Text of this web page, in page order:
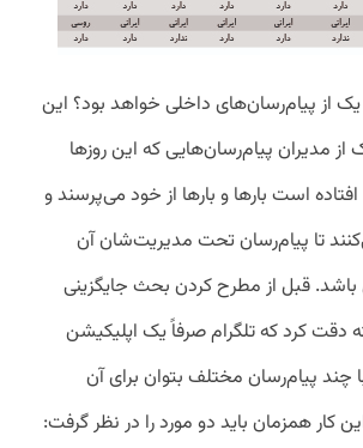
یک از پیام‌رسان‌‌های داخلی خواهد بود؟ این
مدیران پیام‌رسان‌هایی که این روزها
است بارها و بارها از خود می‌پرسند و
تا پیام‌رسان تحت مدیریت‌شان آن
قبل از مطرح کردن بحث جایگزینی
دقت کرد که تلگرام صرفاً یک اپلیکیشن
چند پیام‌رسان مختلف بتوان برای ‌آن
کار همزمان باید دو مورد را در نظر گرفت: